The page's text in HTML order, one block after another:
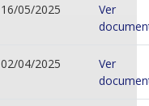
16/05/2025
Ver
02/04/2025
Ver